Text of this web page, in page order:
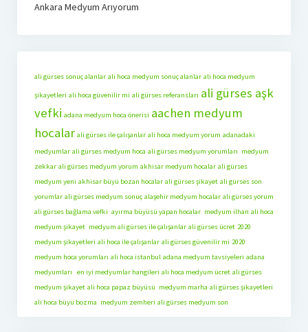
Ankara Medyum Arıyorum
ali gürses sonuç alanlar ali hoca medyum sonuç alanlar ali hoca medyum
şikayetleri ali hoca güvenilir mi ali gürses referansları ali gürses aşk
vefki adana medyum hoca önerisi aachen medyum
hocalar ali gürses ile çalışanlar ali hoca medyum yorum adanadaki
medyumlar ali gürses medyum hoca ali gürses medyum yorumları medyum
zekkar ali gürses medyum yorum akhisar medyum hocalar ali gürses
medyum yeni akhisar büyü bozan hocalar ali gürses şikayet ali gürses son
yorumlar ali gürses medyum sonuç alaşehir medyum hocalar ali gürses yorum
ali gürses bağlama vefki ayırma büyüsü yapan hocalar medyum ilhan ali hoca
medyum şikayet medyum ali gürses ile çalışanlar ali gürses ücret 2020
medyum şikayetleri ali hoca ile çalışanlar ali gürses güvenilir mi 2020
medyum hoca yorumları ali hoca istanbul adana medyum tavsiyeleri adana
medyumları
en iyi medyumlar hangileri ali hoca medyum ücret ali gürses
medyum şikayet ali hoca papaz büyüsü medyum marha ali gürses şikayetleri
ali hoca büyü bozma medyum zemheri ali gürses medyum son